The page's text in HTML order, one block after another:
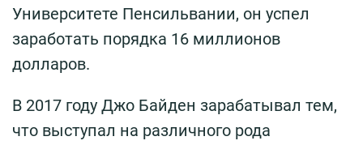
Университете Пенсильвании, он успел
заработать порядка 16 миллионов
долларов.
В 2017 году Джо Байден зарабатывал тем,
что выступал на различного рода